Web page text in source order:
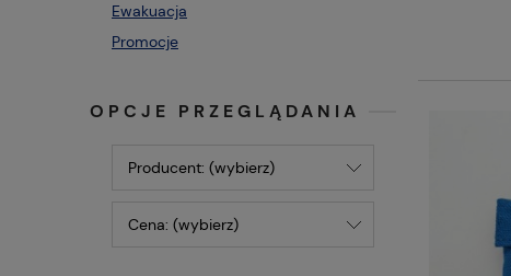
Ewakuacja
Promocje
OPCJE PRZEGLĄDANIA
Producent: (wybierz)
Cena: (wybierz)